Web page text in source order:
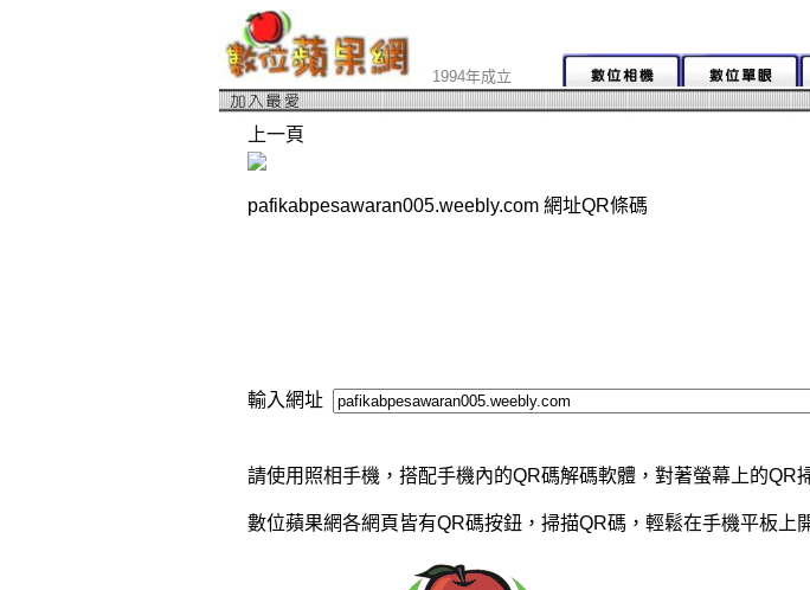
1994年成立
上一頁
pafikabpesawaran005.weebly.com 網址QR條碼
輸入網址
請使用照相手機，搭配手機內的QR碼解碼軟體，對著螢幕上的QR
數位蘋果網各網頁皆有QR碼按鈕，掃描QR碼，輕鬆在手機平板上